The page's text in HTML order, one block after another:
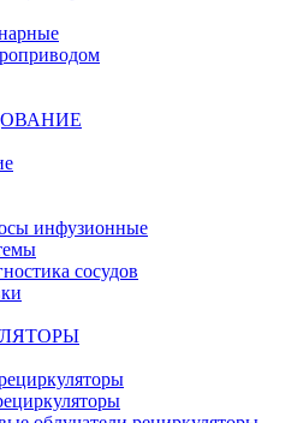
инфузионные
сосудов